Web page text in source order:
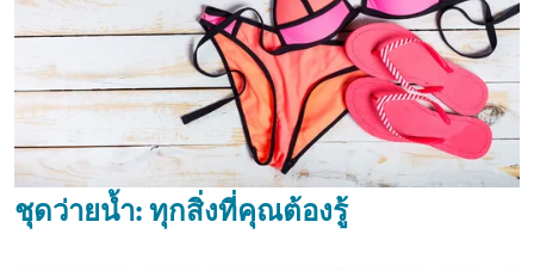
ชุดว่ายน้ำ: ทุกสิ่งที่คุณต้องรู้